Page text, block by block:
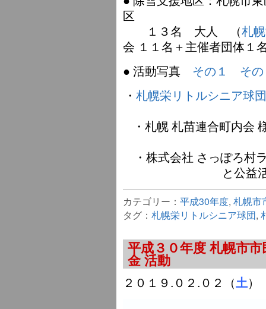
区
１３名 大人 （札
会 １１名＋主催者団体１
● 活動写真 その１
そ
・ 札幌栄リトルシニア球団
・札幌 札苗連合町内会
・株式会社 さっぽろ村
と公益
カテゴリー： 平成30年度, 札幌市
タグ： 札幌栄リトルシニア球団,
平成３０年度 札幌市
金 活動
２０１９.０２.０２（土）